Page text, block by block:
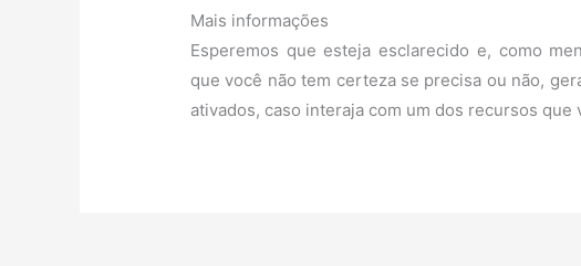
Mais informações
Esperemos que esteja esclarecido e, como
que você não tem certeza se precisa ou não,
ativados, caso interaja com um dos recursos que